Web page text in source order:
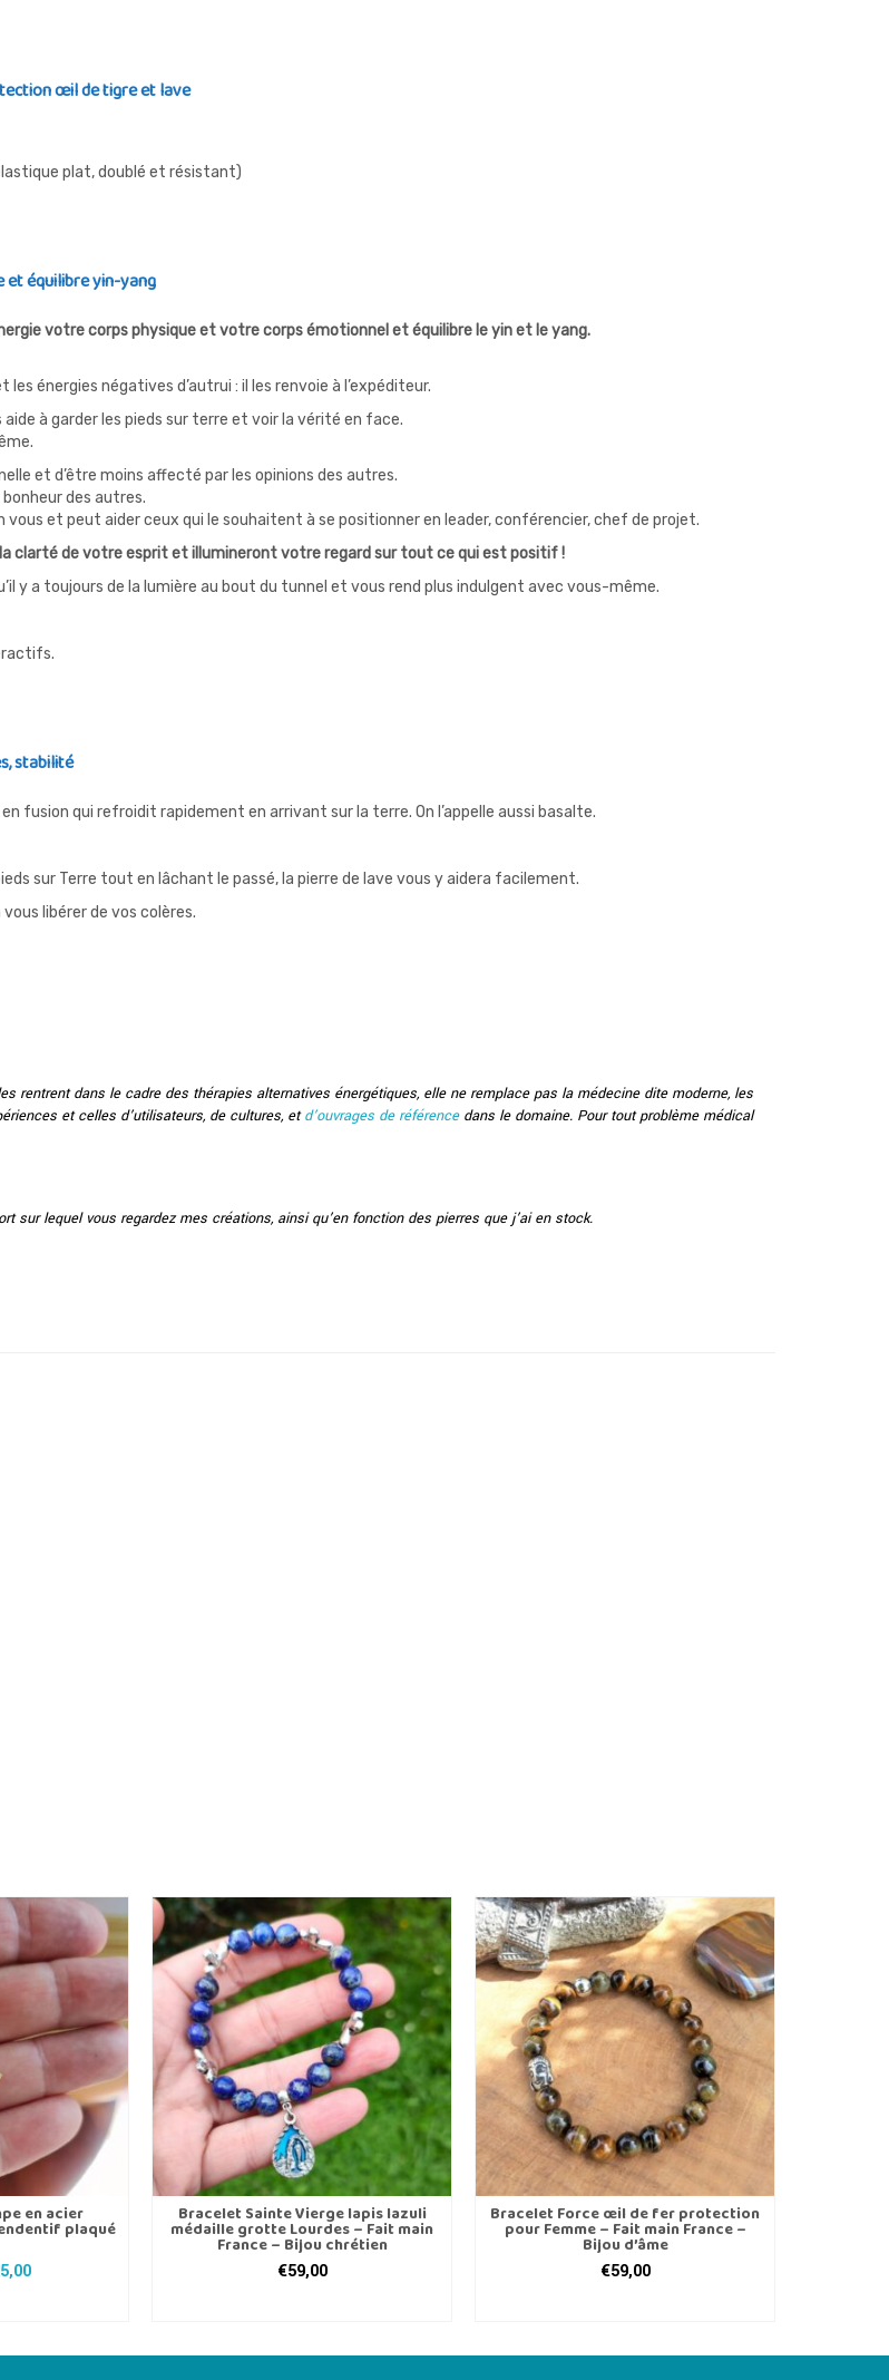
œil de tigre et lave
plat, doublé et résistant)
et équilibre yin-yang
votre corps physique et votre corps émotionnel et équilibre le yin et le yang.
énergies négatives d’autrui : il les renvoie à l’expéditeur.
aide à garder les pieds sur terre et voir la vérité en face.
et d’être moins affecté par les opinions des autres.
des autres.
vous et peut aider ceux qui le souhaitent à se positionner en leader, conférencier, chef de projet.
clarté de votre esprit et illumineront votre regard sur tout ce qui est positif !
y a toujours de la lumière au bout du tunnel et vous rend plus indulgent avec vous-même.
stabilité
fusion qui refroidit rapidement en arrivant sur la terre. On l’appelle aussi basalte.
sur Terre tout en lâchant le passé, la pierre de lave vous y aidera facilement.
libérer de vos colères.
rentrent dans le cadre des thérapies alternatives énergétiques, elle ne remplace pas la médecine dite moderne, les
et celles d’utilisateurs, de cultures, etd’ouvrages de référencedans le domaine. Pour tout problème médical
sur lequel vous regardez mes créations, ainsi qu’en fonction des pierres que j’ai en stock.
en acier
plaqué
Le
€25,00.
Bracelet Sainte Vierge lapis lazuli
médaille grotte Lourdes – Fait main
France – Bijou chrétien
€59,00
produit
Bracelet Force œil de fer protection
pour Femme – Fait main France –
Bijou d’âme
€59,00
produit